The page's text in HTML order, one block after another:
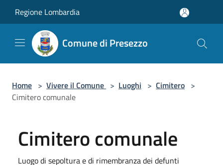
Regione Lombardia
Comune di Presezzo
Home > Vivere il Comune > Luoghi > Cimitero >
Cimitero comunale
Cimitero comunale
Luogo di sepoltura e di rimembranza dei defunti